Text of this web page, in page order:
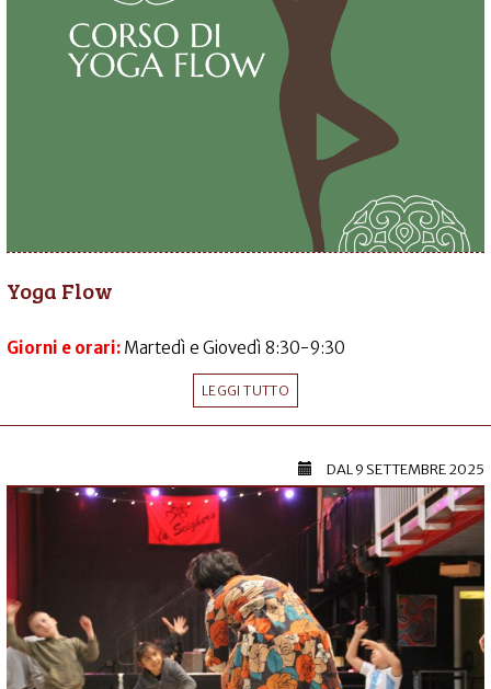
Yoga Flow
Giorni e orari: Martedì e Giovedì 8:30-9:30
LEGGI TUTTO
DAL9 SETTEMBRE 2025